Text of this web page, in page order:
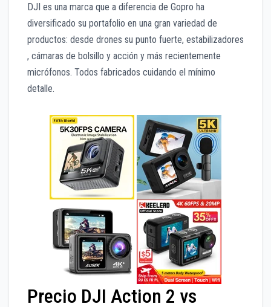
DJI es una marca que a diferencia de Gopro ha
diversificado su portafolio en una gran variedad de
productos: desde drones su punto fuerte, estabilizadores
, cámaras de bolsillo y acción y más recientemente
micrófonos. Todos fabricados cuidando el mínimo
detalle.
Precio DJI Action 2 vs